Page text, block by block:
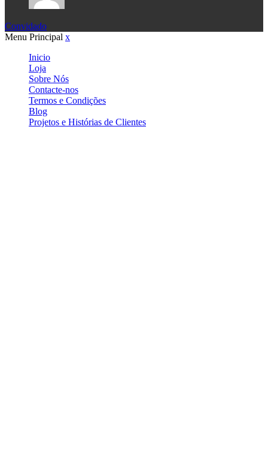
Convidado
Menu Principal x
Inicio
Loja
Sobre Nós
Contacte-nos
Termos e Condições
Blog
Projetos e Histórias de Clientes